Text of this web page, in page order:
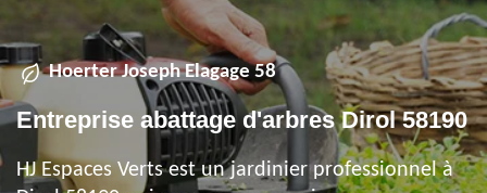
Hoerter Joseph Elagage 58
Entreprise abattage d'arbres Dirol 58190
HJ Espaces Verts est un jardinier professionnel à